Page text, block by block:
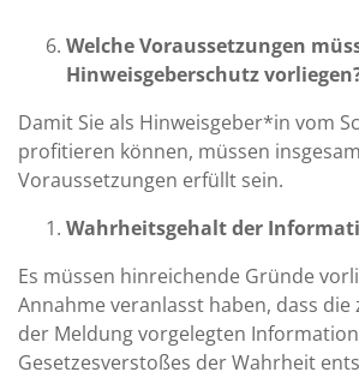
Welche Voraussetzungen
Hinweisgeberschutz
Damit Sie als Hinweisgeber*in vom
profitieren können, müssen
Voraussetzungen erfüllt sein.
Wahrheitsgehalt der
Es müssen hinreichende Gründe
Annahme veranlasst haben, dass
der Meldung vorgelegten
Gesetzesverstoßes der Wahrheit